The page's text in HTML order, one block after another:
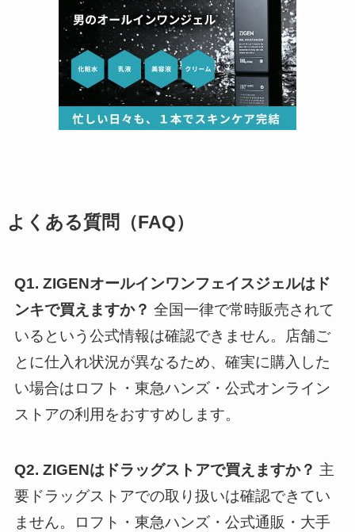
よくある質問（FAQ）
Q1. ZIGENオールインワンフェイスジェルはド
ンキで買えますか？ 全国一律で常時販売されて
いるという公式情報は確認できません。店舗ご
とに仕入れ状況が異なるため、確実に購入した
い場合はロフト・東急ハンズ・公式オンライン
ストアの利用をおすすめします。
Q2. ZIGENはドラッグストアで買えますか？ 主
要ドラッグストアでの取り扱いは確認できてい
ません。ロフト・東急ハンズ・公式通販・大手